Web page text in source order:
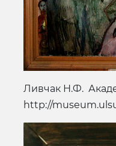
Ливчак Н.Ф.
http://